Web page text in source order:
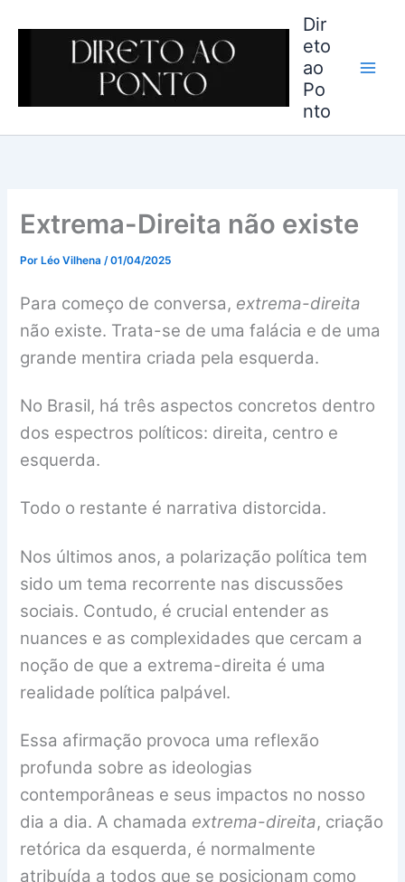
para
Dir
eto
ao
Po
nto
Extrema-Direita não existe
Por Léo Vilhena/01/04/2025
Para começo de conversa, extrema-direita
não existe. Trata-se de uma falácia e de uma
grande mentira criada pela esquerda.
No Brasil, há três aspectos concretos dentro
dos espectros políticos: direita, centro e
esquerda.
Todo o restante é narrativa distorcida.
Nos últimos anos, a polarização política tem
sido um tema recorrente nas discussões
sociais. Contudo, é crucial entender as
nuances e as complexidades que cercam a
noção de que a extrema-direita é uma
realidade política palpável.
Essa afirmação provoca uma reflexão
profunda sobre as ideologias
contemporâneas e seus impactos no nosso
dia a dia. A chamada extrema-direita, criação
retórica da esquerda, é normalmente
atribuída a todos que se posicionam como